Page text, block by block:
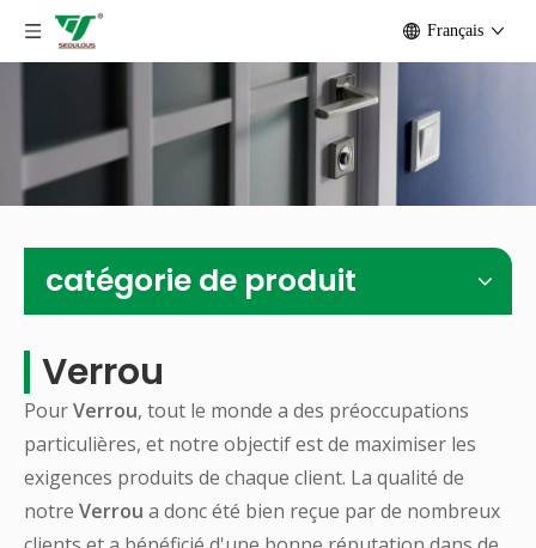
Français
catégorie de produit
Verrou
PourVerrou, tout le monde a des préoccupations
particulières, et notre objectif est de maximiser les
exigences produits de chaque client. La qualité de
notre Verrou a donc été bien reçue par de nombreux